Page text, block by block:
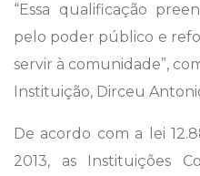
“Essa qualificação
pelo poder público e
servir à comunidade”,
Instituição, Dirceu
De acordo com a lei
2013, as Instituições